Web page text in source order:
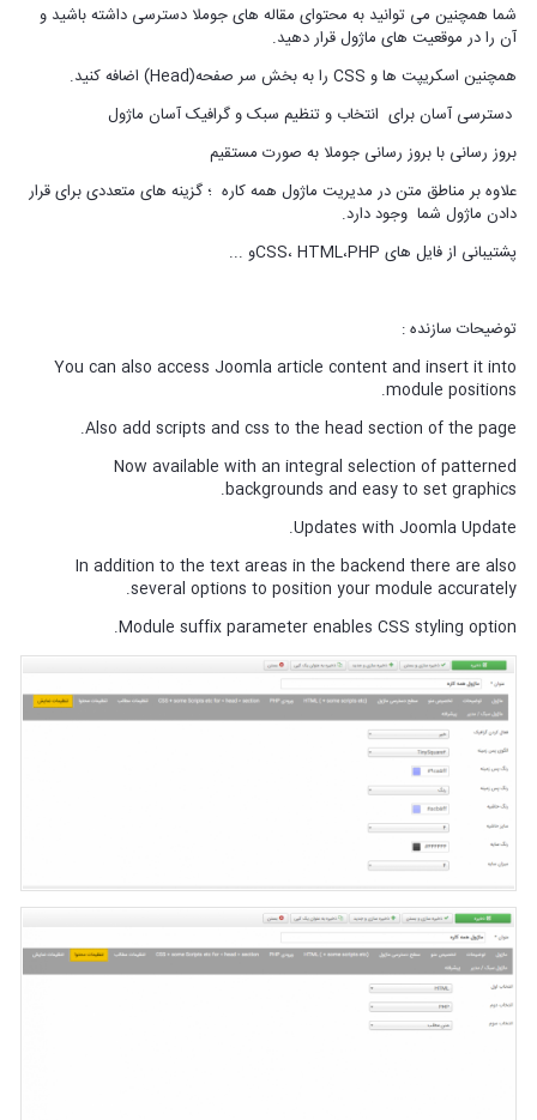
شما همچنین می توانید به محتوای مقاله های جوملا دسترسی داشته باشید و
آن را در موقعیت های ماژول قرار دهید.
همچنین اسکریپت ها و CSS را به بخش سر صفحه(Head) اضافه کنید.
دسترسی آسان برای انتخاب و تنظیم سبک و گرافیک آسان ماژول
بروز رسانی با بروز رسانی جوملا به صورت مستقیم
علاوه بر مناطق متن در مدیریت ماژول همه کاره ؛ گزینه های متعددی برای قرار
دادن ماژول شما وجود دارد.
پشتیبانی از فایل های CSS، HTML،PHPو ...
توضیحات سازنده :
You can also access Joomla article content and insert it into
module positions.
Also add scripts and css to the head section of the page.
Now available with an integral selection of patterned
backgrounds and easy to set graphics.
Updates with Joomla Update.
In addition to the text areas in the backend there are also
several options to position your module accurately.
Module suffix parameter enables CSS styling option.